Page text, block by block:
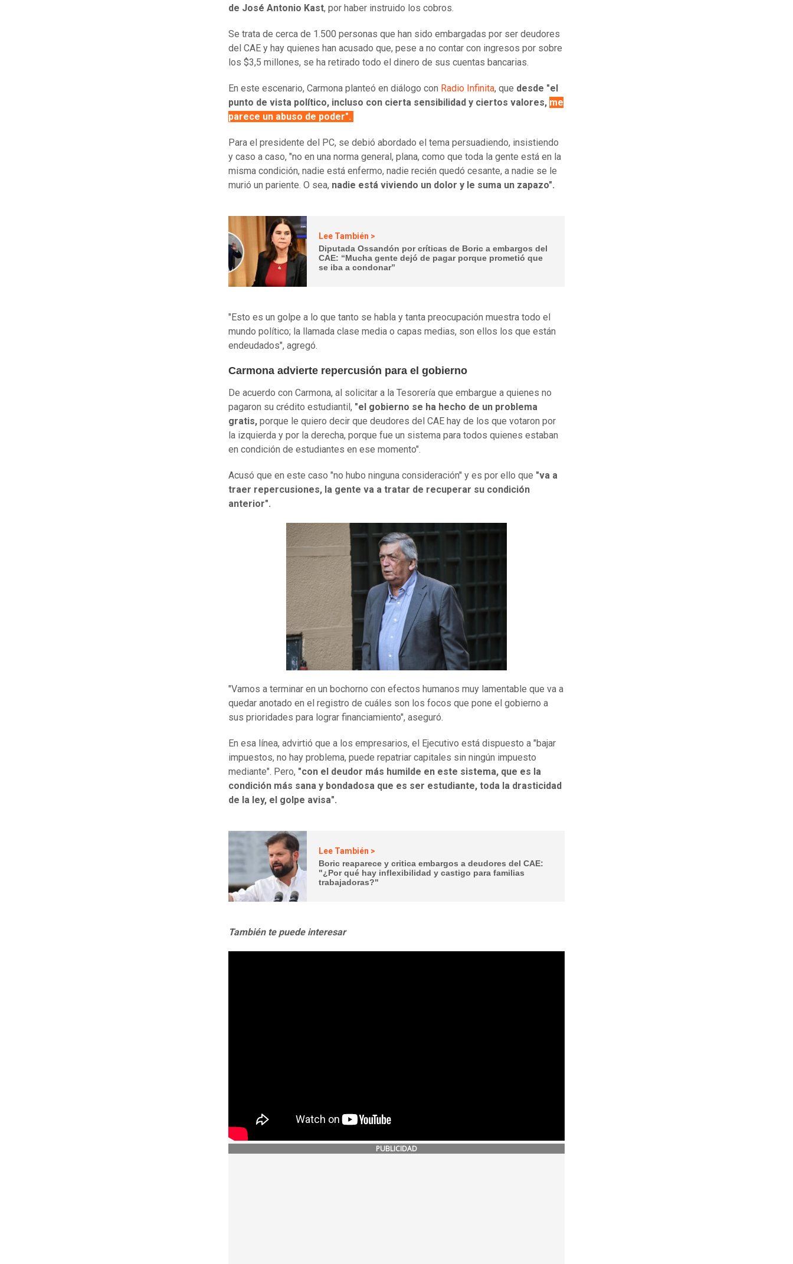
de José Antonio Kast, por haber instruido los cobros.
Se trata de cerca de 1.500 personas que han sido embargadas por ser deudores
del CAE y hay quienes han acusado que, pese a no contar con ingresos por sobre
los $3,5 millones, se ha retirado todo el dinero de sus cuentas bancarias.
En este escenario, Carmona planteó en diálogo con Radio Infinita, que desde "el
punto de vista político, incluso con cierta sensibilidad y ciertos valores, me
parece un abuso de poder".
Para el presidente del PC, se debió abordado el tema persuadiendo, insistiendo
y caso a caso, "no en una norma general, plana, como que toda la gente está en la
misma condición, nadie está enfermo, nadie recién quedó cesante, a nadie se le
murió un pariente. O sea, nadie está viviendo un dolor y le suma un zapazo".
Lee También >
Diputada Ossandón por críticas de Boric a embargos del
CAE: “Mucha gente dejó de pagar porque prometió que
se iba a condonar”
"Esto es un golpe a lo que tanto se habla y tanta preocupación muestra todo el
mundo político; la llamada clase media o capas medias, son ellos los que están
endeudados", agregó.
Carmona advierte repercusión para el gobierno
De acuerdo con Carmona, al solicitar a la Tesorería que embargue a quienes no
pagaron su crédito estudiantil, "el gobierno se ha hecho de un problema
gratis, porque le quiero decir que deudores del CAE hay de los que votaron por
la izquierda y por la derecha, porque fue un sistema para todos quienes estaban
en condición de estudiantes en ese momento".
Acusó que en este caso "no hubo ninguna consideración" y es por ello que "va a
traer repercusiones, la gente va a tratar de recuperar su condición
anterior".
"Vamos a terminar en un bochorno con efectos humanos muy lamentable que va a
quedar anotado en el registro de cuáles son los focos que pone el gobierno a
sus prioridades para lograr financiamiento", aseguró.
En esa línea, advirtió que a los empresarios, el Ejecutivo está dispuesto a "bajar
impuestos, no hay problema, puede repatriar capitales sin ningún impuesto
mediante". Pero, "con el deudor más humilde en este sistema, que es la
condición más sana y bondadosa que es ser estudiante, toda la drasticidad
de la ley, el golpe avisa".
Lee También >
Boric reaparece y critica embargos a deudores del CAE:
"¿Por qué hay inflexibilidad y castigo para familias
trabajadoras?"
También te puede interesar
PUBLICIDAD